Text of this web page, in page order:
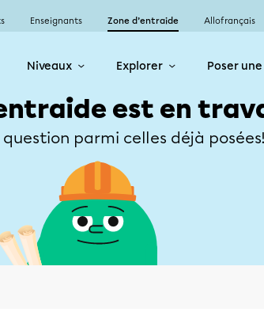
Enseignants Zone d’entraide Allofrançais
Niveaux Explorer Poser
est en
parmi celles déjà posées!